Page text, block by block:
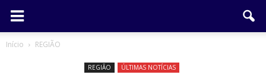
Início REGIÃO
REGIÃO ÚLTIMAS NOTÍCIAS